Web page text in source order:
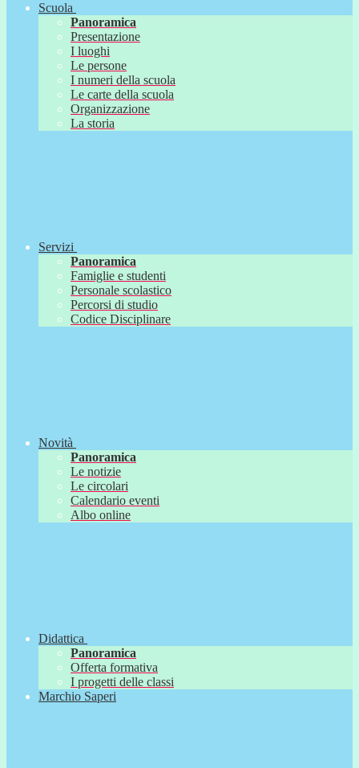
Scuola
Panoramica
Presentazione
I luoghi
Le persone
I numeri della scuola
Le carte della scuola
Organizzazione
La storia
Servizi
Panoramica
Famiglie e studenti
Personale scolastico
Percorsi di studio
Codice Disciplinare
Novità
Panoramica
Le notizie
Le circolari
Calendario eventi
Albo online
Didattica
Panoramica
Offerta formativa
I progetti delle classi
Marchio Saperi